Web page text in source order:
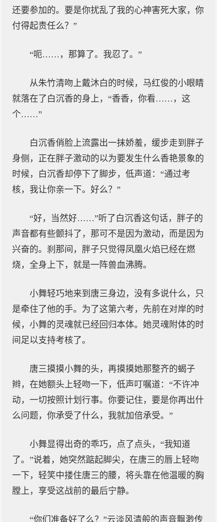
还要参加的。要是你扰乱了我的心神害死大家，你
付得起责任么？”
“呃……，那算了。我忍了。”
从朱竹清吻上戴沐白的时候，马红俊的小眼睛
就落在了白沉香的身上，“香香，你看……，这
个……”
白沉香俏脸上流露出一抹娇羞，缓步走到胖子
身侧，正在胖子激动的以为要发生什么香艳景象的
时候，白沉香却停下了脚步，低声道：“通过考
核，我让你亲一下。好么？”
“好，当然好……”听了白沉香这句话，胖子的
声音都有些颤抖了，那可不是因为激动，而是因为
兴奋的。刹那间，胖子只觉得凤凰火焰已经在燃
烧，全身上下，就是一阵兽血沸腾。
小舞轻巧地来到唐三身边，没有多说什么，只
是牵住了他的手。为了这第六考，先前在对岸的时
候，小舞的灵魂就已经回归本体。她灵魂附体的时
间足以支持考核了。
唐三摸摸小舞的头，再摸摸她那整齐的蝎子
辫，在她额头上轻吻一下，低声叮嘱道：“不许冲
动，一切按照计划行事。你要记住，要是你再出什
么问题，你承受了什么，我就加倍承受。”
小舞显得出奇的乖巧，点了点头，“我知道
了。”说着，她突然踮起脚尖，在唐三的唇上轻吻
一下，轻笑中搂住唐三的腰，将头靠在他温暖的胸
膛上，享受这战前的最后宁静。
“你们准备好了么？”云淡风清般的声音飘渺传